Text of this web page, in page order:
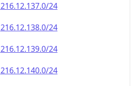
216.12.137.0/24
216.12.138.0/24
216.12.139.0/24
216.12.140.0/24